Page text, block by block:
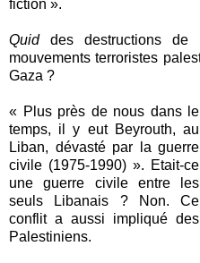
fiction ».
Quid des destructions
mouvements terroristes
Gaza ?
« Plus près de nous dans le
temps, il y eut Beyrouth, au
Liban, dévasté par la guerre
civile (1975-1990) ». Etait-ce
une guerre civile entre les
seuls Libanais ? Non. Ce
conflit a aussi impliqué des
Palestiniens.